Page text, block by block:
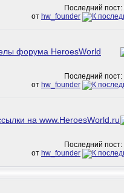
Последний
от hw_founder
форума HeroesWorld
Последний
от hw_founder
на www.HeroesWorld.ru
Последний
от hw_founder